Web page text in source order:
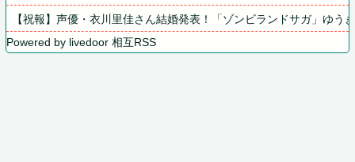
【祝報】声優・衣川里佳さん結婚発表！「ゾンビランドサガ」ゆ
Powered by livedoor 相互RSS